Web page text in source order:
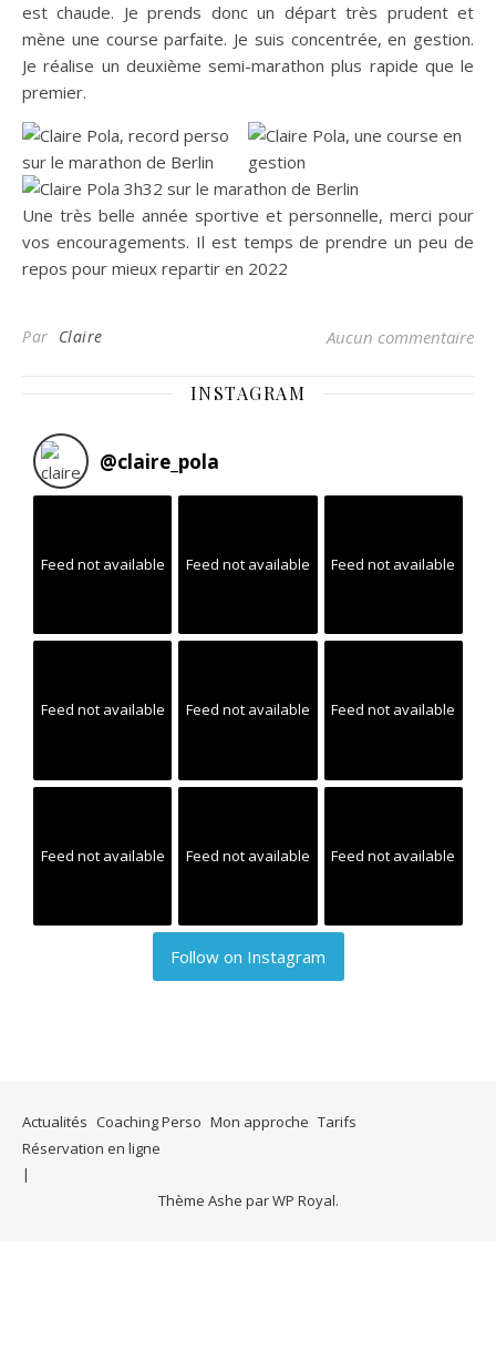
est chaude. Je prends donc un départ très prudent et
mène une course parfaite. Je suis concentrée, en gestion.
Je réalise un deuxième semi-marathon plus rapide que le
premier.
Une très belle année sportive et personnelle, merci pour
vos encouragements. Il est temps de prendre un peu de
repos pour mieux repartir en 2022
Par Claire Aucun commentaire
INSTAGRAM
@claire_pola
Feed not available Feed not available Feed not available
Feed not available Feed not available Feed not available
Feed not available Feed not available Feed not available
Follow on Instagram
Actualités Coaching Perso Mon approche Tarifs
Réservation en ligne
Thème Ashe parWP Royal.